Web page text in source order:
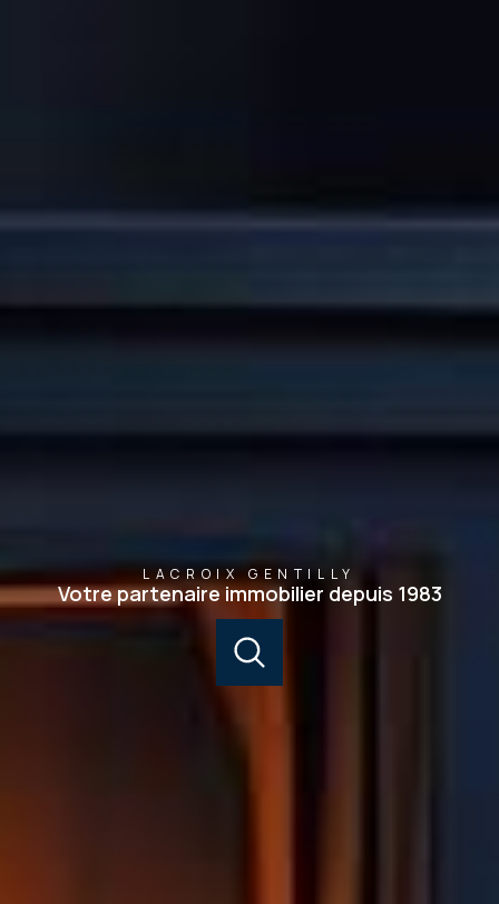
LACROIX GENTILLY
Votre partenaire immobilier depuis 1983